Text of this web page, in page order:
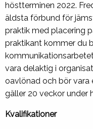
höstterminen 2022.
äldsta förbund för
praktik med placering
praktikant kommer du
vara delaktig i
oavlönad och bör vara
gäller 20 veckor under
Kvalifikationer